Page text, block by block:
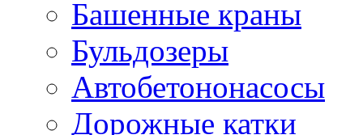
Башенные краны
Бульдозеры
Автобетононасосы
Дорожные катки